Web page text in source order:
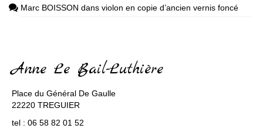
Marc BOISSON dans violon en copie d’ancien vernis foncé
Anne Le Bail-Luthière
Place du Général De Gaulle
22220 TREGUIER
tel : 06 58 82 01 52